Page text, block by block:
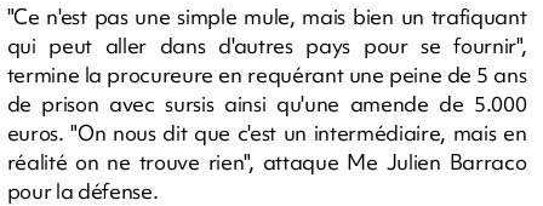
"Ce n'est pas une simple mule, mais bien un trafiquant
qui peut aller dans d'autres pays pour se fournir",
termine la procureure en requérant une peine de 5 ans
de prison avec sursis ainsi qu'une amende de 5.000
euros. "On nous dit que c'est un intermédiaire, mais en
réalité on ne trouve rien", attaque Me Julien Barraco
pour la défense.